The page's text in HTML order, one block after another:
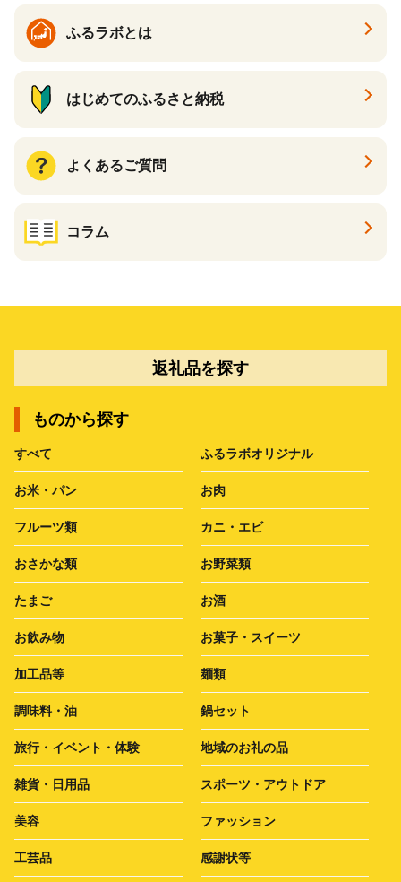
ふるラボとは
はじめてのふるさと納税
よくあるご質問
コラム
返礼品を探す
ものから探す
すべて ふるラボオリジナル
お米・パン お肉
フルーツ類 カニ・エビ
おさかな類 お野菜類
たまご お酒
お飲み物 お菓子・スイーツ
加工品等 麺類
調味料・油 鍋セット
旅行・イベント・体験 地域のお礼の品
雑貨・日用品 スポーツ・アウトドア
美容 ファッション
工芸品 感謝状等